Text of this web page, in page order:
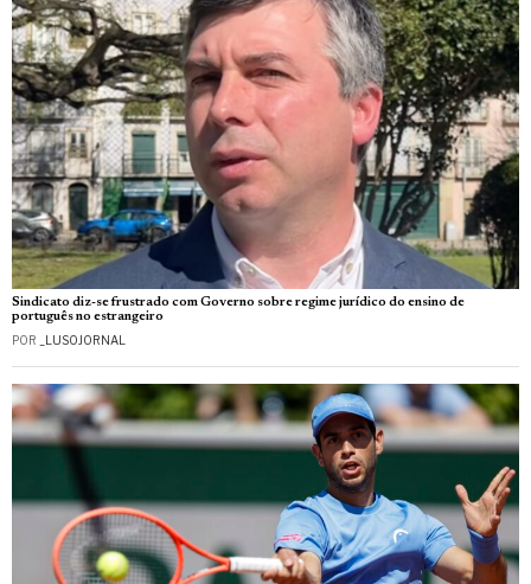
Sindicato diz-se frustrado com Governo sobre regime jurídico do ensino de
português no estrangeiro
POR _LUSOJORNAL